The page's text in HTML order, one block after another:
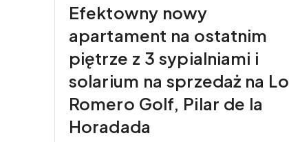
Efektowny nowy
apartament na ostatnim
piętrze z 3 sypialniami i
solarium na sprzedaż na Lo
Romero Golf, Pilar de la
Horadada